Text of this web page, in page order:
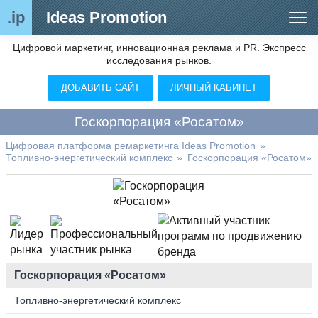
.ip Ideas Promotion
Сегменты рынка
Цифровой ремаркетинг (анализ рынка)
Видео
О нас
Цифровой маркетинг, инновационная реклама и PR. Экспресс
исследования рынков.
ДОБАВИТЬ САЙТ ЛИЧНЫЙ КАБИНЕТ
Госкорпорация «Росатом»
Цифровая платформа ремаркетинга Ideas Promotion »
Топливно-энергетический комплекс » Госкорпорация «Росатом»
Госкорпорация «Росатом»
Топливно-энергетический комплекс